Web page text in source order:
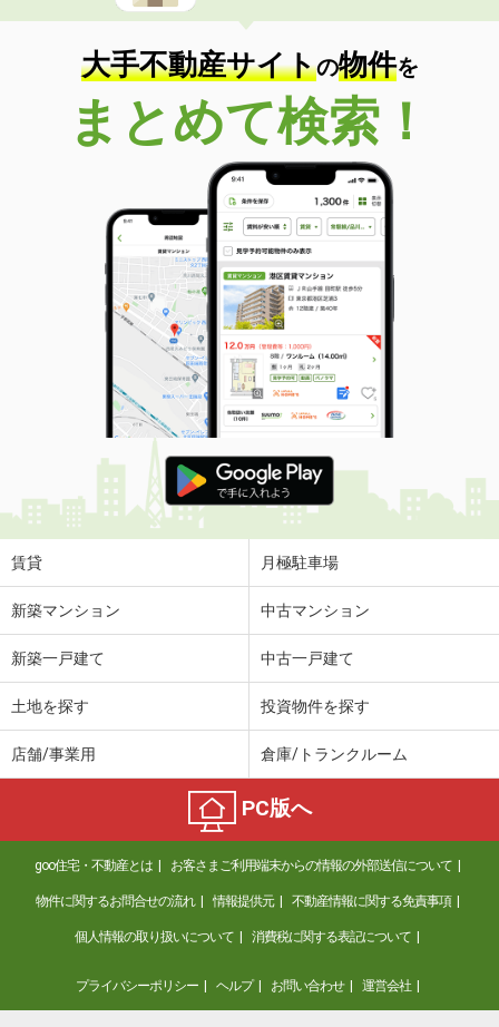
大手不動産サイトの物件を
まとめて検索！
賃貸 月極駐車場
新築マンション 中古マンション
新築一戸建て 中古一戸建て
土地を探す 投資物件を探す
店舗/事業用 倉庫/トランクルーム
PC版へ
goo住宅・不動産とは お客さまご利用端末からの情報の外部送信について
物件に関するお問合せの流れ 情報提供元 不動産情報に関する免責事項
個人情報の取り扱いについて 消費税に関する表記について
プライバシーポリシー ヘルプ お問い合わせ 運営会社